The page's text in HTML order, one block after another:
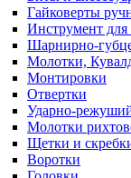
Гайковерты
Инструмент для
Шарнирно-
Молотки,
Монтировки
Отвертки
Ударно-
Молотки
Щетки и
Воротки